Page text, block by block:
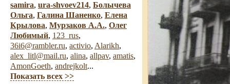
samira, ura-shvoev214, Болычева
Ольга, Галина Шаненко, Елена
Крылова, Мурзаков А.А., Олег
Любимый, 123_rus,
36i6@rambler.ru, activio, Alarikh,
alex_litl@mail.ru, alina, allpav, amatis,
AmonGoeth, andrejkolt...
Показать всех >>